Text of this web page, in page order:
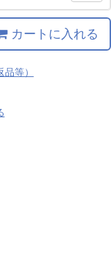
カートに入れる
等）